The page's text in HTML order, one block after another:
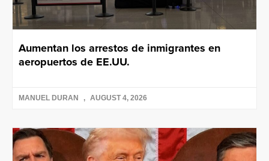
Aumentan los arrestos de inmigrantes en
aeropuertos de EE.UU.
MANUEL DURAN AUGUST 4, 2026